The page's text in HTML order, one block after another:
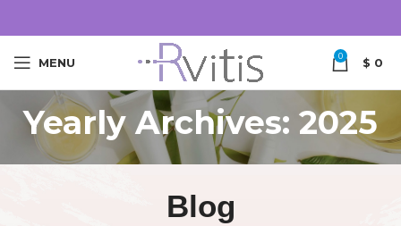
MENU 0 $ 0
Yearly Archives: 2025
Blog